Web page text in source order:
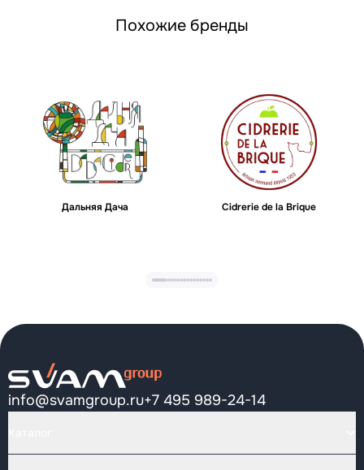
Похожие бренды
Дальняя Дача Cidrerie de la Brique
info@svamgroup.ru+7 495 989-24-14